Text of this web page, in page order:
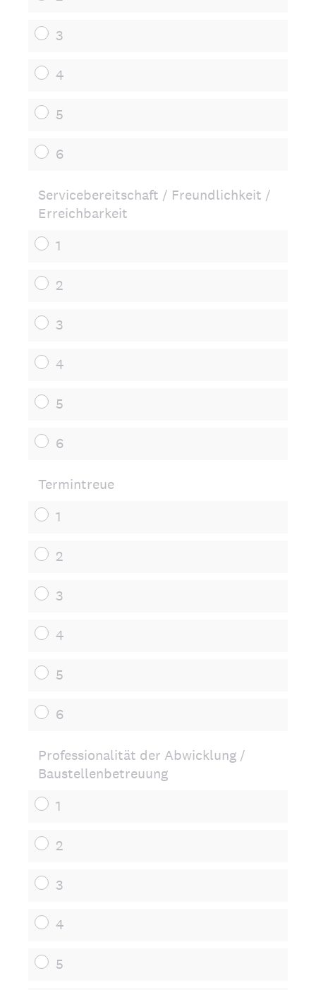
3
4
5
6
Servicebereitschaft / Freundlichkeit /
Erreichbarkeit
1
2
3
4
5
6
Termintreue
1
2
3
4
5
6
Professionalität der Abwicklung /
Baustellenbetreuung
1
2
3
4
5